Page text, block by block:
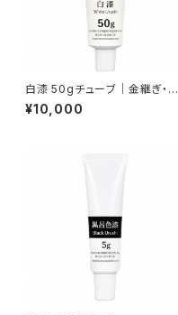
白漆 50gチューブ｜金継ぎ・漆
芸用 中国産
¥10,000